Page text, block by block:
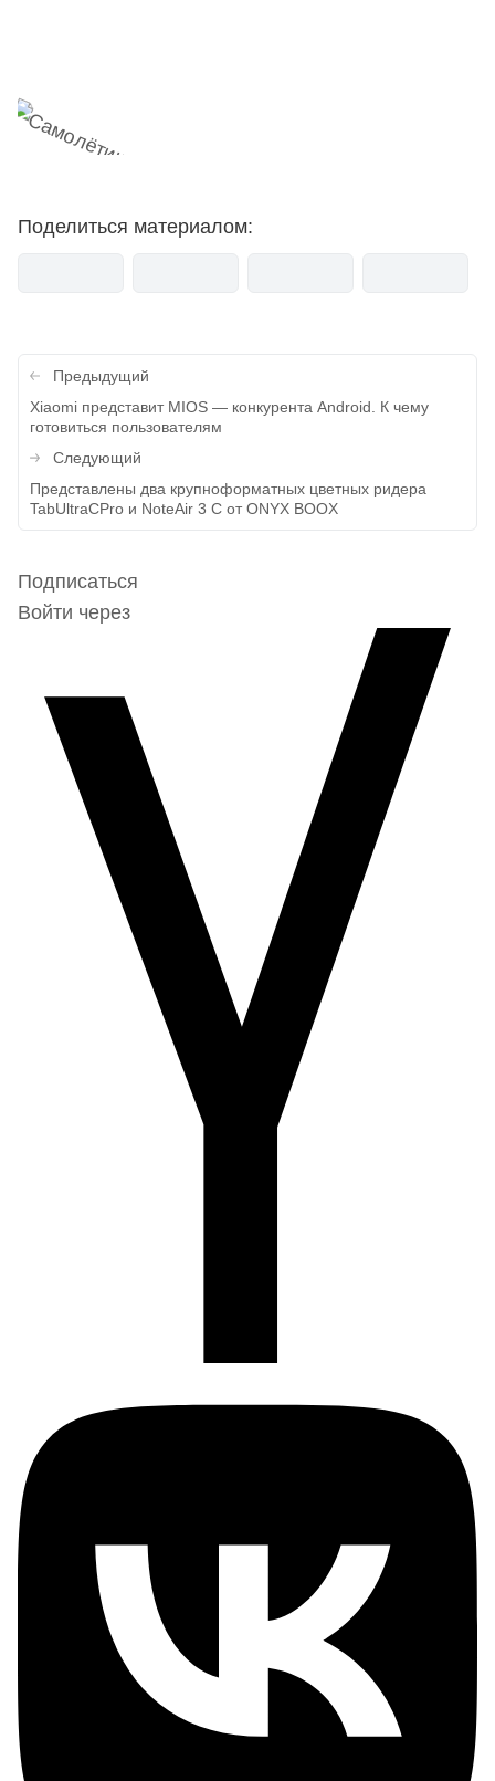
Поделиться материалом:
Навигация
по
записям
Предыдущий
Xiaomi представит MIOS — конкурента Android. К чему
готовиться пользователям
Следующий
Представлены два крупноформатных цветных ридера
TabUltraCPro и NoteAir 3 С от ONYX BOOX
Подписаться
Войти через